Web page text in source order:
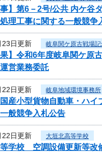
事】第6－2号/公共 内ケ
理工事に関する一般競争
23日更新 岐阜関ケ原古戦場
果】令和6年度岐阜関ケ原
営業務委託
22日更新 岐阜地域環境事務所
産小型貨物自動車・ハイ
般競争入札公告
22日更新 大垣北高等学校
学校 空調設備更新等改